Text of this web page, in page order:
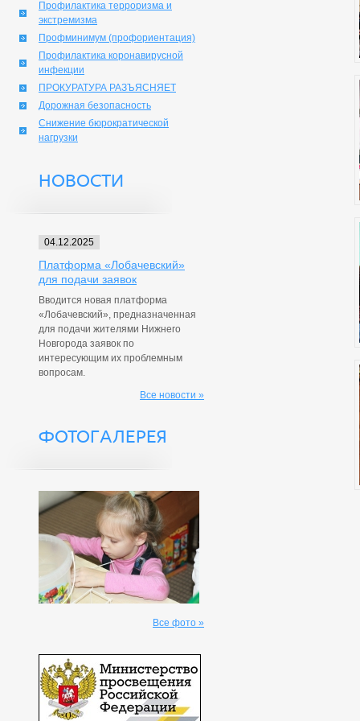
Профилактика терроризма и
экстремизма
Профминимум (профориентация)
Профилактика коронавирусной
инфекции
ПРОКУРАТУРА РАЗЪЯСНЯЕТ
Дорожная безопасность
Снижение бюрократической
нагрузки
НОВОСТИ
04.12.2025
Платформа «Лобачевский»
для подачи заявок
Вводится новая платформа
«Лобачевский», предназначенная
для подачи жителями Нижнего
Новгорода заявок по
интересующим их проблемным
вопросам.
Все новости »
ФОТОГАЛЕРЕЯ
Все фото »